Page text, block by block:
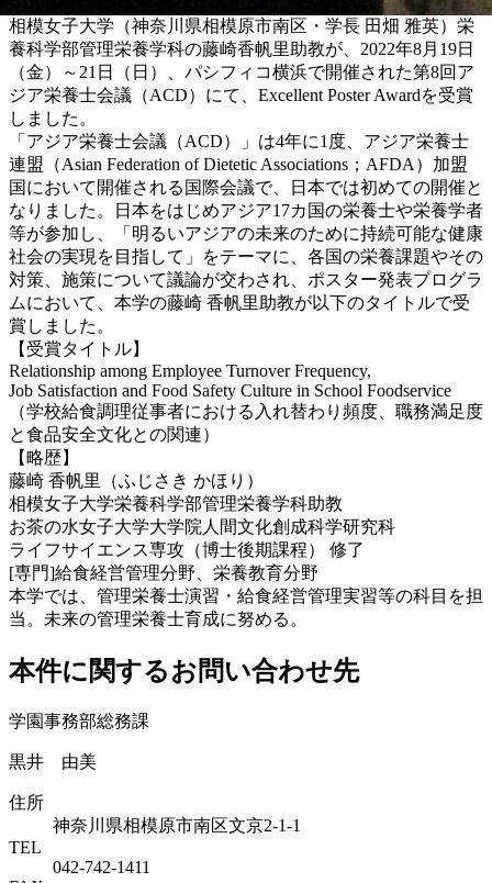
相模女子大学（神奈川県相模原市南区・学長 田畑 雅英）栄
養科学部管理栄養学科の藤崎香帆里助教が、2022年8月19日
（金）～21日（日）、パシフィコ横浜で開催された第8回ア
ジア栄養士会議（ACD）にて、Excellent Poster Awardを受賞
しました。
「アジア栄養士会議（ACD）」は4年に1度、アジア栄養士
連盟（Asian Federation of Dietetic Associations；AFDA）加盟
国において開催される国際会議で、日本では初めての開催と
なりました。日本をはじめアジア17カ国の栄養士や栄養学者
等が参加し、「明るいアジアの未来のために持続可能な健康
社会の実現を目指して」をテーマに、各国の栄養課題やその
対策、施策について議論が交わされ、ポスター発表プログラ
ムにおいて、本学の藤崎 香帆里助教が以下のタイトルで受
賞しました。
【受賞タイトル】
Relationship among Employee Turnover Frequency,
Job Satisfaction and Food Safety Culture in School Foodservice
（学校給食調理従事者における入れ替わり頻度、職務満足度
と食品安全文化との関連）
【略歴】
藤崎 香帆里（ふじさき かほり）
相模女子大学栄養科学部管理栄養学科助教
お茶の水女子大学大学院人間文化創成科学研究科
ライフサイエンス専攻（博士後期課程） 修了
[専門]給食経営管理分野、栄養教育分野
本学では、管理栄養士演習・給食経営管理実習等の科目を担
当。未来の管理栄養士育成に努める。
本件に関するお問い合わせ先
学園事務部総務課
黒井 由美
住所
神奈川県相模原市南区文京2-1-1
TEL
042-742-1411